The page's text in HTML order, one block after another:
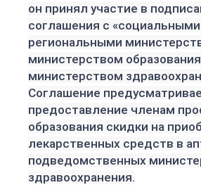
он принял участие в
соглашения с
региональными мини
министерством
министерством
Соглашение
предоставление членам
образования скидки на
лекарственных средств в
подведомственных
здравоохранения.